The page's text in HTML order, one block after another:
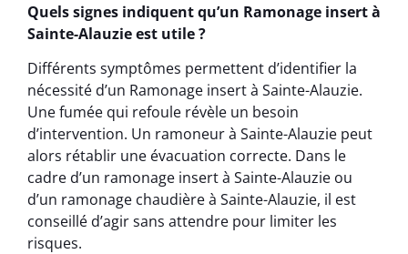
Quels signes indiquent qu’un Ramonage insert à
Sainte-Alauzie est utile ?
Différents symptômes permettent d’identifier la
nécessité d’un Ramonage insert à Sainte-Alauzie.
Une fumée qui refoule révèle un besoin
d’intervention. Un ramoneur à Sainte-Alauzie peut
alors rétablir une évacuation correcte. Dans le
cadre d’un ramonage insert à Sainte-Alauzie ou
d’un ramonage chaudière à Sainte-Alauzie, il est
conseillé d’agir sans attendre pour limiter les
risques.